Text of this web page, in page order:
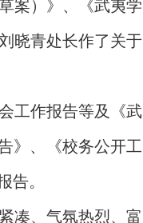
案）》、《武夷学
晓青处长作了关于
工作报告等及《武
》、《校务公开工
告。
凑、气氛热烈、富